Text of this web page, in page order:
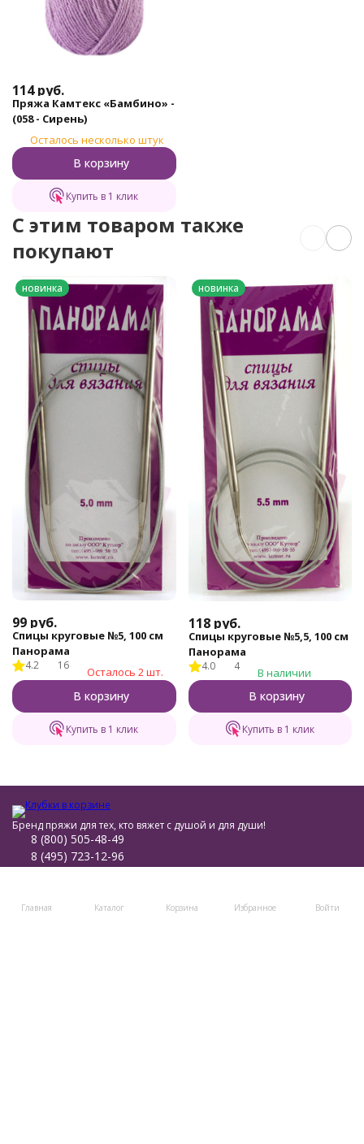
114 руб.
Пряжа Камтекс «Бамбино» -
(058 - Сирень)
Осталось несколько штук
В корзину
Купить в 1 клик
C этим товаром также
покупают
новинка
99 руб.
Спицы круговые №5, 100 см
Панорама
4.2 16 Осталось 2 шт.
В корзину
Купить в 1 клик
новинка
118 руб.
Спицы круговые №5,5, 100 см
Панорама
4.0 4 В наличии
В корзину
Купить в 1 клик
Главная Каталог Корзина Избранное Войти
Бренд пряжи для тех, кто вяжет с душой и для души!
8 (800) 505-48-49
8 (495) 723-12-96